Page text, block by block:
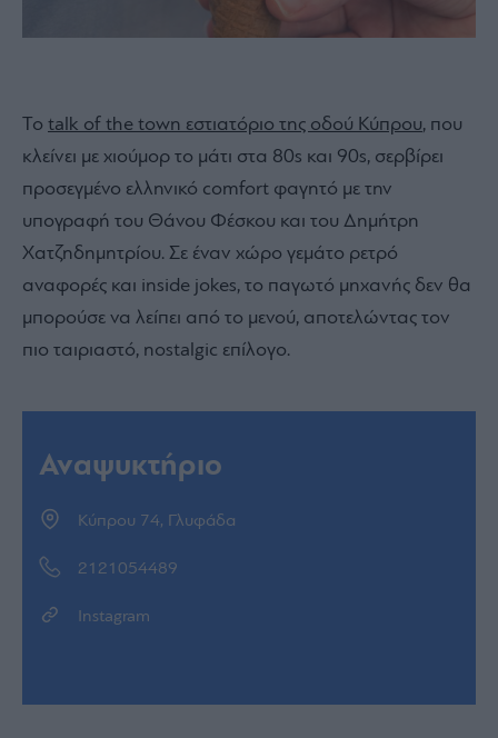
Το talk of the town εστιατόριο της οδού Κύπρου, που
κλείνει με χιούμορ το μάτι στα 80s και 90s, σερβίρει
προσεγμένο ελληνικό comfort φαγητό με την
υπογραφή του Θάνου Φέσκου και του Δημήτρη
Χατζηδημητρίου. Σε έναν χώρο γεμάτο ρετρό
αναφορές και inside jokes, το παγωτό μηχανής δεν θα
μπορούσε να λείπει από το μενού, αποτελώντας τον
πιο ταιριαστό, nostalgic επίλογο.
Αναψυκτήριο
Κύπρου 74, Γλυφάδα
2121054489
Instagram